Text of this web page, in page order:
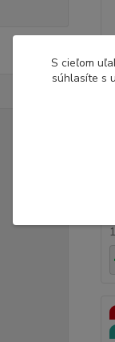
S cieľom
súhlasíte s